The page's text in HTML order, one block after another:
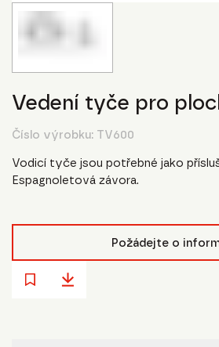
Vedení tyče pro
Číslo výrobku: TV600
Vodicí tyče jsou potřebné jako
Espagnoletová závora.
Požádejte o